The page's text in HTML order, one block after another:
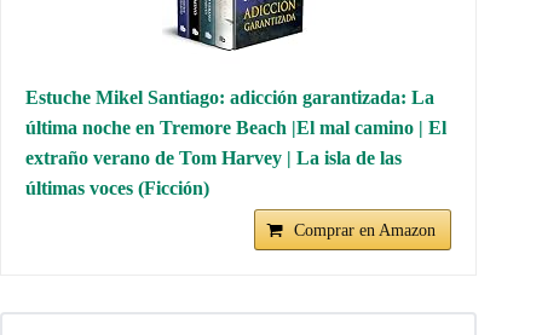
Estuche Mikel Santiago: adicción garantizada: La
última noche en Tremore Beach |El mal camino | El
extraño verano de Tom Harvey | La isla de las
últimas voces (Ficción)
Comprar en Amazon